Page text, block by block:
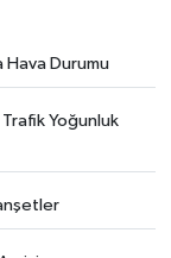
elektrik
Hava Durumu
Yoğunluk